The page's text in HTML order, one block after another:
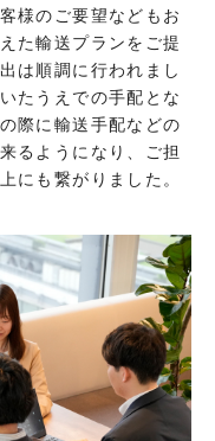
様のご要望などもお
た輸送プランをご提
は順調に行われまし
たうえでの手配とな
際に輸送手配などの
るようになり、ご担
にも繋がりました。